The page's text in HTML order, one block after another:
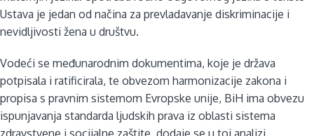
Ustava je jedan od načina za prevladavanje diskriminacije i
nevidljivosti žena u društvu.
Vodeći se međunarodnim dokumentima, koje je država
potpisala i ratificirala, te obvezom harmonizacije zakona i
propisa s pravnim sistemom Evropske unije, BiH ima obvezu
ispunjavanja standarda ljudskih prava iz oblasti sistema
zdravstvene i socijalne zaštite, dodaje se u toj analizi.